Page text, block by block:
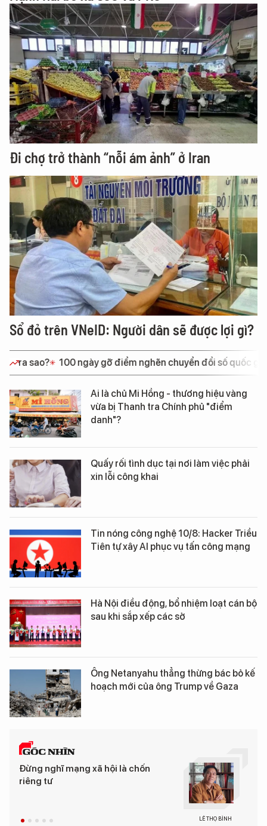
Đi chợ trở thành “nỗi ám ảnh” ở Iran
Sổ đỏ trên VNeID: Người dân sẽ được lợi gì?
nghẽn chuyển đổi số quốc gia Chân dung các tỷ phú
Ai là chủ Mi Hồng - thương hiệu vàng
vừa bị Thanh tra Chính phủ "điểm
danh"?
Quấy rối tình dục tại nơi làm việc phải
xin lỗi công khai
Tin nóng công nghệ 10/8: Hacker Triều
Tiên tự xây AI phục vụ tấn công mạng
Hà Nội điều động, bổ nhiệm loạt cán bộ
sau khi sắp xếp các sở
Ông Netanyahu thẳng thừng bác bỏ kế
hoạch mới của ông Trump về Gaza
Đừng nghĩ mạng xã hội là chốn
riêng tư
LÊ THỌ BÌNH